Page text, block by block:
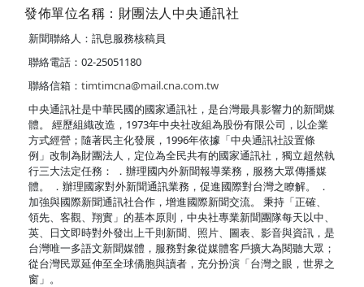
發佈單位名稱：財團法人中央通訊社
新聞聯絡人：訊息服務核稿員
聯絡電話：02-25051180
聯絡信箱： timtimcna@mail.cna.com.tw
中央通訊社是中華民國的國家通訊社，是台灣最具影響力的新聞媒
體。 經歷組織改造，1973年中央社改組為股份有限公司，以企業
方式經營；隨著民主化發展，1996年依據「中央通訊社設置條
例」改制為財團法人，定位為全民共有的國家通訊社，獨立超然執
行三大法定任務： ．辦理國內外新聞報導業務，服務大眾傳播媒
體。 ．辦理國家對外新聞通訊業務，促進國際對台灣之瞭解。 ．
加強與國際新聞通訊社合作，增進國際新聞交流。 秉持「正確、
領先、客觀、翔實」的基本原則，中央社專業新聞團隊每天以中、
英、日文即時對外發出上千則新聞、照片、圖表、影音與資訊，是
台灣唯一多語文新聞媒體，服務對象從媒體客戶擴大為閱聽大眾；
從台灣民眾延伸至全球僑胞與讀者，充分扮演「台灣之眼，世界之
窗」。